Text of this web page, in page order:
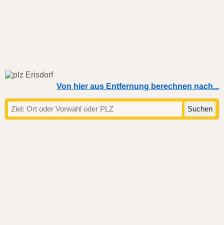
Von hier aus Entfernung berechnen nach...